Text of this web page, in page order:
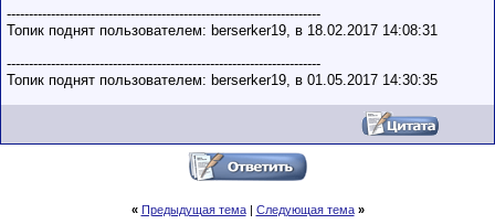
-----------------------------------------------------------------------
Топик поднят пользователем: berserker19, в 18.02.2017 14:08:31
-----------------------------------------------------------------------
Топик поднят пользователем: berserker19, в 01.05.2017 14:30:35
« Предыдущая тема| Следующая тема »